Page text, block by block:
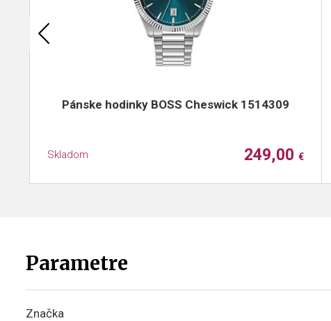
Pánske hodinky BOSS Cheswick 1514309
Skladom 249,00 €
Parametre
Značka